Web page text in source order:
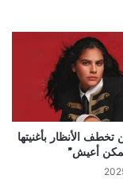
الأنظار بأغنيتها
أعيش”